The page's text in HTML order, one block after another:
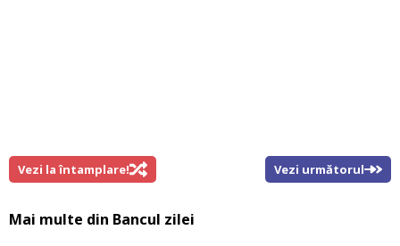
Vezi la întamplare! Vezi următorul
Mai multe din Bancul zilei